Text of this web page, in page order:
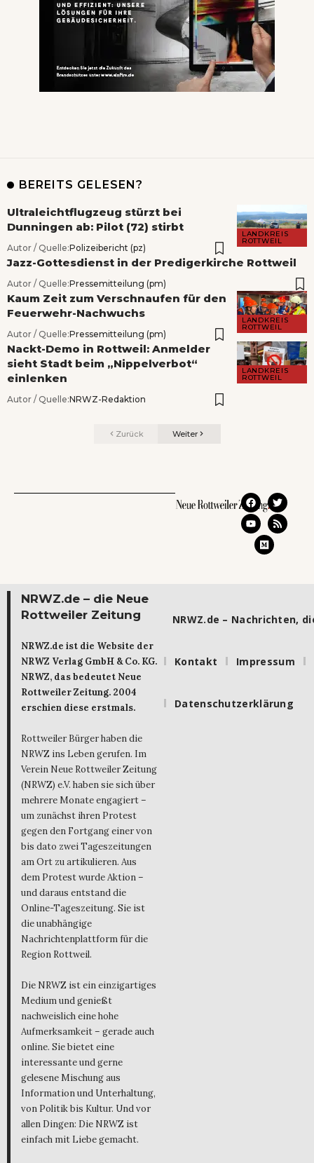
BEREITS GELESEN?
LANDKREIS
ROTTWEIL
Ultraleichtflugzeug stürzt bei
Dunningen ab: Pilot (72) stirbt
Autor / Quelle:Polizeibericht (pz)
Jazz-Gottesdienst in der Predigerkirche Rottweil
Autor / Quelle:Pressemitteilung (pm)
LANDKREIS
ROTTWEIL
Kaum Zeit zum Verschnaufen für den
Feuerwehr-Nachwuchs
Autor / Quelle:Pressemitteilung (pm)
LANDKREIS
ROTTWEIL
Nackt-Demo in Rottweil: Anmelder
sieht Stadt beim „Nippelverbot“
einlenken
Autor / Quelle:NRWZ-Redaktion
Zurück Weiter
NRWZ.de – die Neue
Rottweiler Zeitung
NRWZ.de ist die Website der
NRWZ Verlag GmbH & Co. KG.
NRWZ, das bedeutet Neue
Rottweiler Zeitung. 2004
erschien diese erstmals.
Rottweiler Bürger haben die
NRWZ ins Leben gerufen. Im
Verein Neue Rottweiler Zeitung
(NRWZ) e.V. haben sie sich über
mehrere Monate engagiert –
um zunächst ihren Protest
gegen den Fortgang einer von
bis dato zwei Tageszeitungen
am Ort zu artikulieren. Aus
dem Protest wurde Aktion –
und daraus entstand die
Online-Tageszeitung. Sie ist
die unabhängige
Nachrichtenplattform für die
Region Rottweil.
Die NRWZ ist ein einzigartiges
Medium und genießt
nachweislich eine hohe
Aufmerksamkeit – gerade auch
online. Sie bietet eine
interessante und gerne
gelesene Mischung aus
Information und Unterhaltung,
von Politik bis Kultur. Und vor
allen Dingen: Die NRWZ ist
einfach mit Liebe gemacht.
NRWZ.de – Nachrichten,
Kontakt Impressum
Datenschutzerklärung